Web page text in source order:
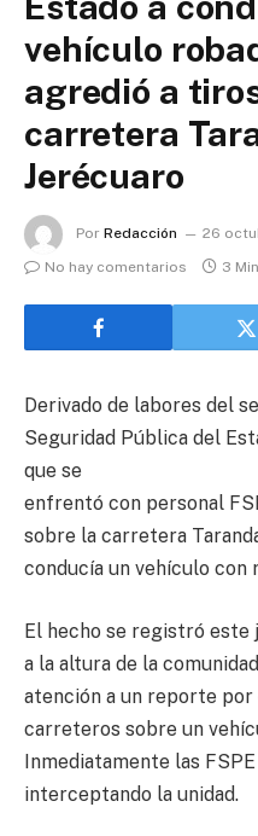
vehículo
agredió a
carretera
Jerécuaro
Por Redacción
26
No hay comentarios
3
Derivado de labores del
Seguridad Pública del
que se
enfrentó con personal
sobre la carretera
conducía un vehículo con
El hecho se registró este
a la altura de la
atención a un reporte
carreteros sobre un
Inmediatamente las
interceptando la unidad.